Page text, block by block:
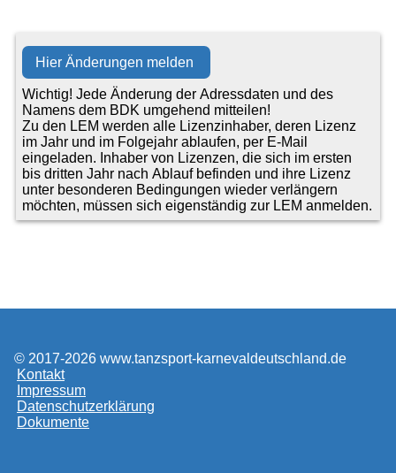
Hier Änderungen melden
Wichtig! Jede Änderung der Adressdaten und des
Namens dem BDK umgehend mitteilen!
Zu den LEM werden alle Lizenzinhaber, deren Lizenz
im Jahr und im Folgejahr ablaufen, per E-Mail
eingeladen. Inhaber von Lizenzen, die sich im ersten
bis dritten Jahr nach Ablauf befinden und ihre Lizenz
unter besonderen Bedingungen wieder verlängern
möchten, müssen sich eigenständig zur LEM anmelden.
© 2017-2026 www.tanzsport-karnevaldeutschland.de
Kontakt
Impressum
Datenschutzerklärung
Dokumente